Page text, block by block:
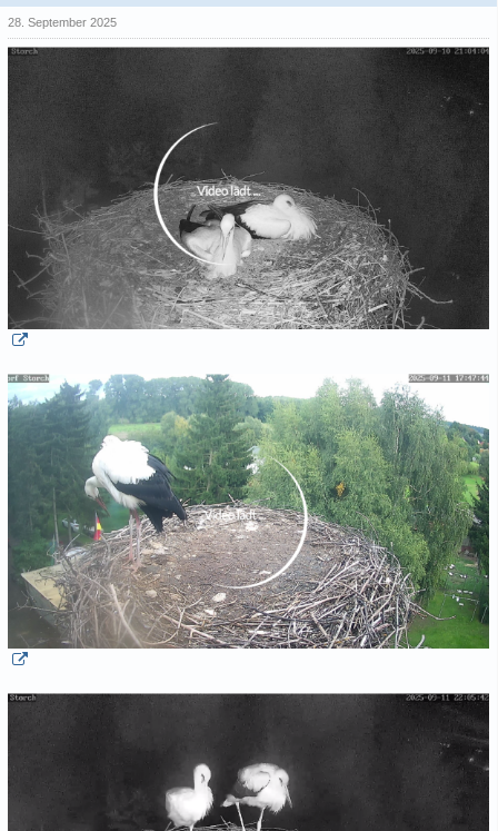
28. September 2025